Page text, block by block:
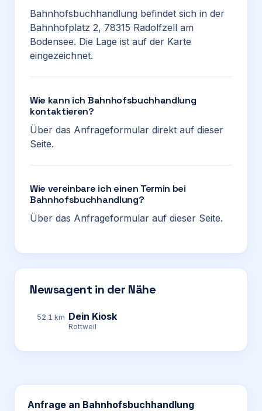
Bahnhofsbuchhandlung befindet sich in der
Bahnhofplatz 2, 78315 Radolfzell am
Bodensee. Die Lage ist auf der Karte
eingezeichnet.
Wie kann ich Bahnhofsbuchhandlung
kontaktieren?
Über das Anfrageformular direkt auf dieser
Seite.
Wie vereinbare ich einen Termin bei
Bahnhofsbuchhandlung?
Über das Anfrageformular auf dieser Seite.
Newsagent in der Nähe
52.1 km Dein Kiosk
Rottweil
Anfrage an Bahnhofsbuchhandlung